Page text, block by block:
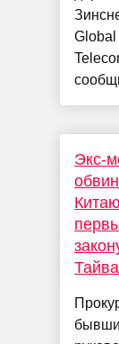
Global
Экс-